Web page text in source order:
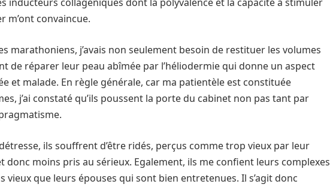
m’ont convaincue.
marathoniens, j’avais non seulement besoin de restituer les volumes
de réparer leur peau abîmée par l’héliodermie qui donne un aspect
et malade. En règle générale, car ma patientèle est constituée
j’ai constaté qu’ils poussent la porte du cabinet non pas tant par
ils souffrent d’être ridés, perçus comme trop vieux par leur
donc moins pris au sérieux. Egalement, ils me confient leurs complexes
vieux que leurs épouses qui sont bien entretenues. Il s’agit donc